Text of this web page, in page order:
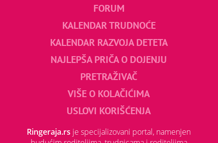
FORUM
KALENDAR TRUDNOĆE
KALENDAR RAZVOJA DETETA
NAJLEPŠA PRIČA O DOJENJU
PRETRAŽIVAČ
VIŠE O KOLAČIĆIMA
USLOVI KORIŠĆENJA
Ringeraja.rs je specijalizovani portal, namenjen